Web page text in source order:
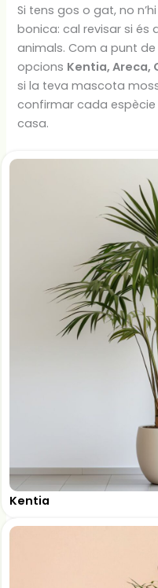
Si tens gos o gat, no
bonica: cal revisar si
animals. Com a punt
opcions Kentia, Areca,
si la teva mascota
confirmar cada
casa.
Kentia